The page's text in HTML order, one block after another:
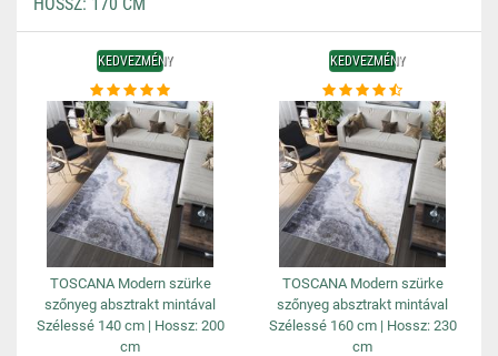
KEDVEZMÉNY
TOSCANA Modern szürke
szőnyeg absztrakt mintával
Szélessé 140 cm | Hossz: 200
cm
KEDVEZMÉNY
TOSCANA Modern szürke
szőnyeg absztrakt mintával
Szélessé 160 cm | Hossz: 230
cm